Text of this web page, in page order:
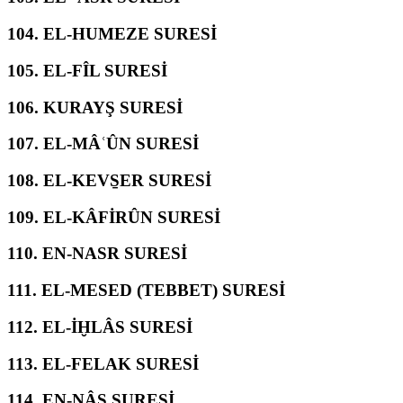
104. EL-HUMEZE SURESİ
105. EL-FÎL SURESİ
106. KURAYŞ SURESİ
107. EL-MÂʿÛN SURESİ
108. EL-KEVS̱ER SURESİ
109. EL-KÂFİRÛN SURESİ
110. EN-NASR SURESİ
111. EL-MESED (TEBBET) SURESİ
112. EL-İḪLÂS SURESİ
113. EL-FELAK SURESİ